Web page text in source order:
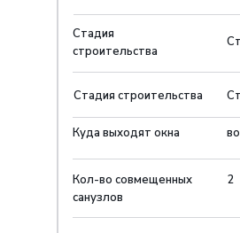
Стадия
строительства
Стадия строительства
Куда выходят окна
Кол-во совмещенных
санузлов
2